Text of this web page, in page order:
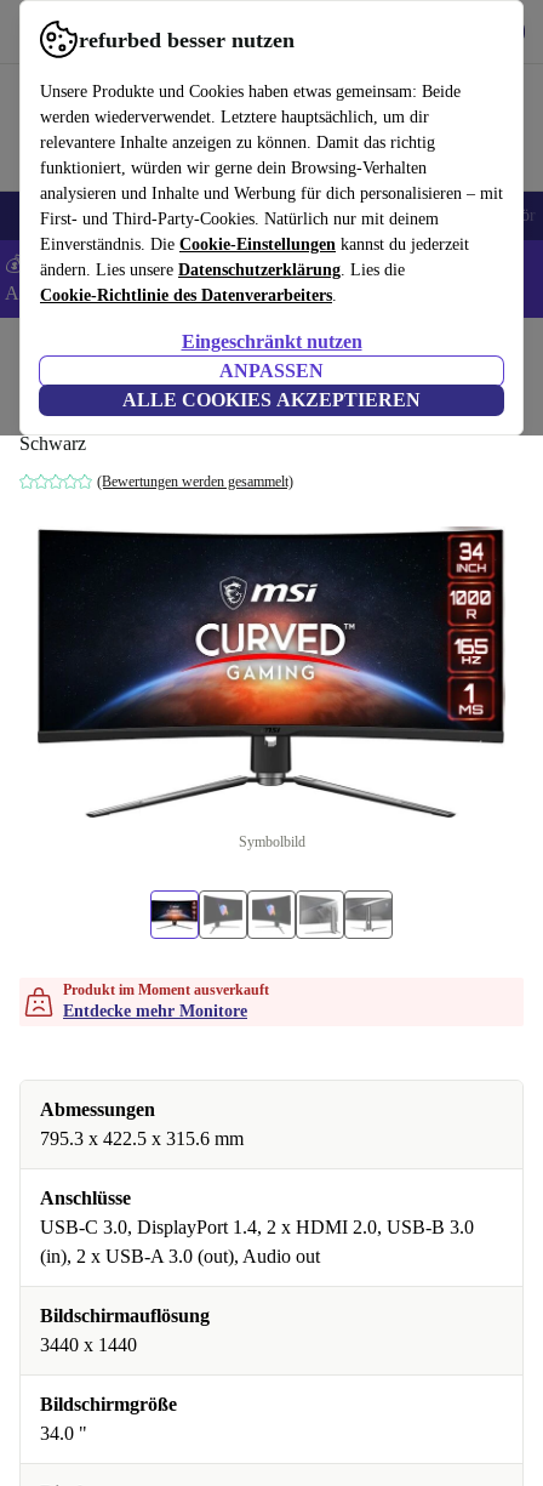
refurbed besser nutzen
Unsere Produkte und Cookies haben etwas gemeinsam: Beide
werden wiederverwendet. Letztere hauptsächlich, um dir
relevantere Inhalte anzeigen zu können. Damit das richtig
funktioniert, würden wir gerne dein Browsing-Verhalten
analysieren und Inhalte und Werbung für dich personalisieren – mit
First- und Third-Party-Cookies. Natürlich nur mit deinem
Einverständnis. Die Cookie-Einstellungen kannst du jederzeit
ändern. Lies unsere Datenschutzerklärung. Lies die
Cookie-Richtlinie des Datenverarbeiters.
Eingeschränkt nutzen
ANPASSEN
ALLE COOKIES AKZEPTIEREN
refurbed schnell und einfach nutzen
🎒 Back to school Handys Laptops Tablets Smartwatches Zubehör
💰 Extra -8% auf Samsung- und Google-Smartphones - Code:
ANDROID8 -AGB
Monitore
MSI MPG Artymis 343CQR | 34"
Schwarz
(Bewertungen werden gesammelt)
Symbolbild
Produkt im Moment ausverkauft
Entdecke mehr Monitore
Abmessungen
795.3 x 422.5 x 315.6 mm
Anschlüsse
USB-C 3.0, DisplayPort 1.4, 2 x HDMI 2.0, USB-B 3.0
(in), 2 x USB-A 3.0 (out), Audio out
Bildschirmauflösung
3440 x 1440
Bildschirmgröße
34.0 "